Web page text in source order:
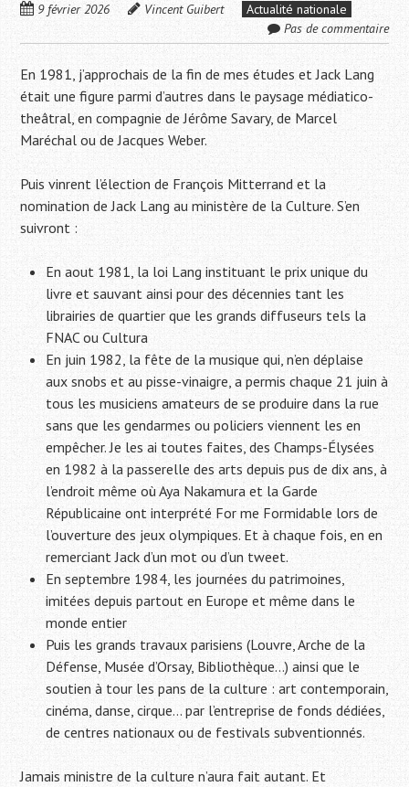
9 février 2026 Vincent Guibert
Actualité nationale
Pas de commentaire
En 1981, j’approchais de la fin de mes études et Jack Lang
était une figure parmi d’autres dans le paysage médiatico-
theâtral, en compagnie de Jérôme Savary, de Marcel
Maréchal ou de Jacques Weber.
Puis vinrent l’élection de François Mitterrand et la
nomination de Jack Lang au ministère de la Culture. S’en
suivront :
En aout 1981, la loi Lang instituant le prix unique du
livre et sauvant ainsi pour des décennies tant les
librairies de quartier que les grands diffuseurs tels la
FNAC ou Cultura
En juin 1982, la fête de la musique qui, n’en déplaise
aux snobs et au pisse-vinaigre, a permis chaque 21 juin à
tous les musiciens amateurs de se produire dans la rue
sans que les gendarmes ou policiers viennent les en
empêcher. Je les ai toutes faites, des Champs-Élysées
en 1982 à la passerelle des arts depuis pus de dix ans, à
l’endroit même où Aya Nakamura et la Garde
Républicaine ont interprété For me Formidable lors de
l’ouverture des jeux olympiques. Et à chaque fois, en en
remerciant Jack d’un mot ou d’un tweet.
En septembre 1984, les journées du patrimoines,
imitées depuis partout en Europe et même dans le
monde entier
Puis les grands travaux parisiens (Louvre, Arche de la
Défense, Musée d’Orsay, Bibliothèque…) ainsi que le
soutien à tour les pans de la culture : art contemporain,
cinéma, danse, cirque… par l’entreprise de fonds dédiées,
de centres nationaux ou de festivals subventionnés.
Jamais ministre de la culture n’aura fait autant. Et